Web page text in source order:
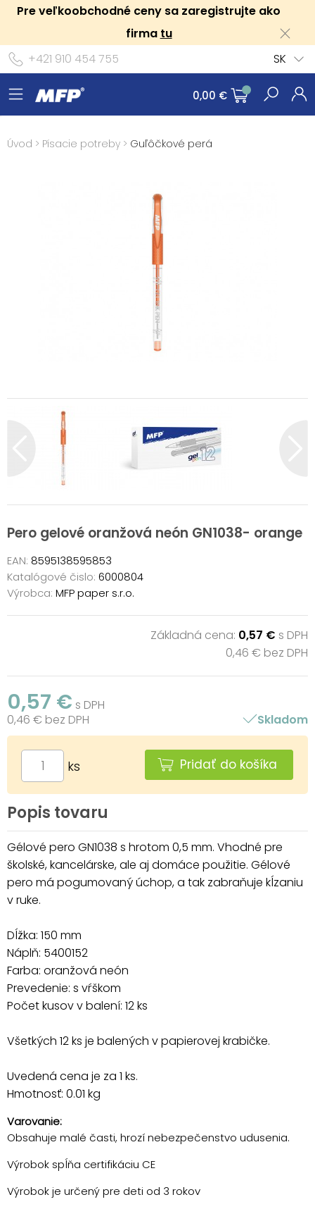
Pre veľkoobchodné ceny sa zaregistrujte ako
firma tu
+421 910 454 755
SK
0,00 €
Úvod > Písacie potreby > Guľôčkové perá
Pero gelové oranžová neón GN1038- orange
EAN: 8595138595853
Katalógové čislo: 6000804
Výrobca: MFP paper s.r.o.
Základná cena: 0,57 € s DPH
0,46 € bez DPH
0,57 € s DPH
0,46 € bez DPH
Skladom
ks Pridať do košíka
Popis tovaru
Gélové pero GN1038 s hrotom 0,5 mm. Vhodné pre
školské, kancelárske, ale aj domáce použitie. Gélové
pero má pogumovaný úchop, a tak zabraňuje kĺzaniu
v ruke.
Dĺžka: 150 mm
Náplň: 5400152
Farba: oranžová neón
Prevedenie: s vŕškom
Počet kusov v balení: 12 ks
Všetkých 12 ks je balených v papierovej krabičke.
Uvedená cena je za 1 ks.
Hmotnosť: 0.01 kg
Varovanie:
Obsahuje malé časti, hrozí nebezpečenstvo udusenia.
Výrobok spĺňa certifikáciu CE
Výrobok je určený pre deti od 3 rokov